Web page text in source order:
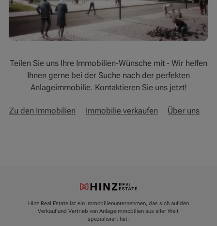
Teilen Sie uns Ihre Immobilien-Wünsche mit - Wir helfen
Ihnen gerne bei der Suche nach der perfekten
Anlageimmobilie. Kontaktieren Sie uns jetzt!
Zu den Immobilien Immobilie verkaufen Über uns
Hinz Real Estate ist ein Immobilienunternehmen, das sich auf den
Verkauf und Vertrieb von Anlageimmobilien aus aller Welt
spezialisiert hat.